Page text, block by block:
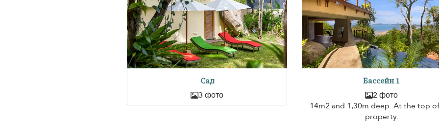
Сад
3 фото
Бассейн 1
2 фото
14m2 and 1,30m deep. At the top
property.